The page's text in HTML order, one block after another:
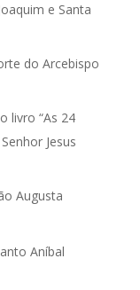
e Santa
do Arcebispo
livro “As 24
Jesus
Augusta
Aníbal